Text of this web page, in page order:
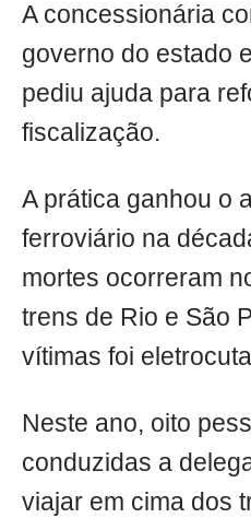
A concessionária
governo do estado
pediu ajuda para
fiscalização.
A prática ganhou o
ferroviário na
mortes ocorreram
trens de Rio e São
vítimas foi
Neste ano, oito
conduzidas a
viajar em cima dos